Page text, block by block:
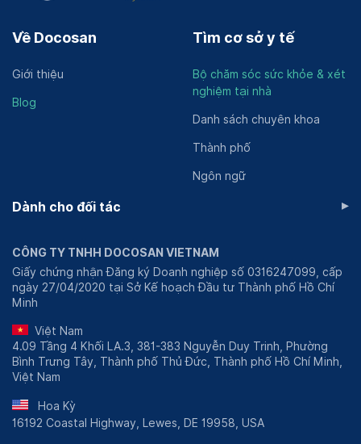
Về Docosan
Giới thiệu
Blog
Tìm cơ sở y tế
Bộ chăm sóc sức khỏe & xét
nghiệm tại nhà
Danh sách chuyên khoa
Thành phố
Ngôn ngữ
Dành cho đối tác ▸
CÔNG TY TNHH DOCOSAN VIETNAM
Giấy chứng nhận Đăng ký Doanh nghiệp số 0316247099, cấp
ngày 27/04/2020 tại Sở Kế hoạch Đầu tư Thành phố Hồ Chí
Minh
Việt Nam
4.09 Tầng 4 Khối LA.3, 381-383 Nguyễn Duy Trinh, Phường
Bình Trưng Tây, Thành phố Thủ Đức, Thành phố Hồ Chí Minh,
Việt Nam
Hoa Kỳ
16192 Coastal Highway, Lewes, DE 19958, USA